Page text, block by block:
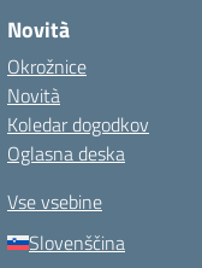
Novità
Okrožnice
Novità
Koledar dogodkov
Oglasna deska
Vse vsebine
Slovenščina